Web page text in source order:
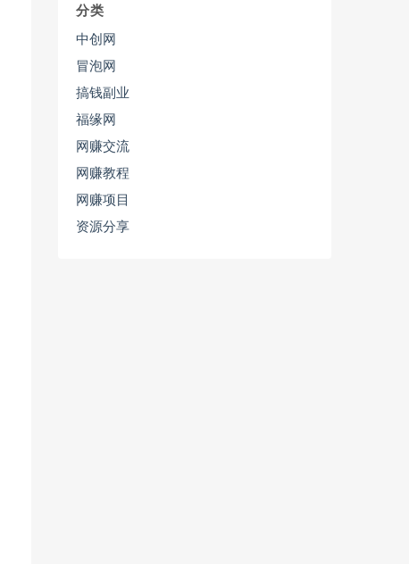
分类
中创网
冒泡网
搞钱副业
福缘网
网赚交流
网赚教程
网赚项目
资源分享